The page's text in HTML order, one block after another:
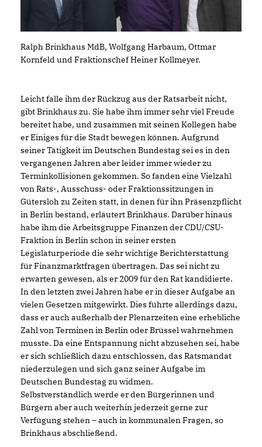
Ralph Brinkhaus MdB, Wolfgang Harbaum, Ottmar
Kornfeld und Fraktionschef Heiner Kollmeyer.
Leicht falle ihm der Rückzug aus der Ratsarbeit nicht,
gibt Brinkhaus zu. Sie habe ihm immer sehr viel Freude
bereitet habe, und zusammen mit seinen Kollegen habe
er Einiges für die Stadt bewegen können. Aufgrund
seiner Tätigkeit im Deutschen Bundestag sei es in den
vergangenen Jahren aber leider immer wieder zu
Terminkollisionen gekommen. So fanden eine Vielzahl
von Rats-, Ausschuss- oder Fraktionssitzungen in
Gütersloh zu Zeiten statt, in denen für ihn Präsenzpflicht
in Berlin bestand, erläutert Brinkhaus. Darüber hinaus
habe ihm die Arbeitsgruppe Finanzen der CDU/CSU-
Fraktion in Berlin schon in seiner ersten
Legislaturperiode die sehr wichtige Berichterstattung
für Finanzmarktfragen übertragen. Das sei nicht zu
erwarten gewesen, als er 2009 für den Rat kandidierte.
In den letzten zwei Jahren habe er in dieser Aufgabe an
vielen Gesetzen mitgewirkt. Dies führte allerdings dazu,
dass er auch außerhalb der Plenarzeiten eine erhebliche
Zahl von Terminen in Berlin oder Brüssel wahrnehmen
musste. Da eine Entspannung nicht abzusehen sei, habe
er sich schließlich dazu entschlossen, das Ratsmandat
niederzulegen und sich ganz seiner Aufgabe im
Deutschen Bundestag zu widmen.
Selbstverständlich werde er den Bürgerinnen und
Bürgern aber auch weiterhin jederzeit gerne zur
Verfügung stehen – auch in kommunalen Fragen, so
Brinkhaus abschließend.